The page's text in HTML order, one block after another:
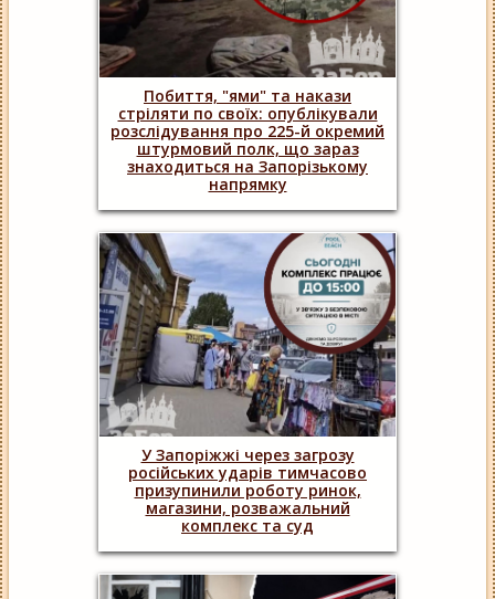
Побиття, "ями" та накази
стріляти по своїх: опублікували
розслідування про 225-й окремий
штурмовий полк, що зараз
знаходиться на Запорізькому
напрямку
У Запоріжжі через загрозу
російських ударів тимчасово
призупинили роботу ринок,
магазини, розважальний
комплекс та суд